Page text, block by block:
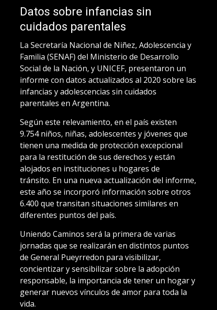
Datos sobre infancias sin
cuidados parentales
La Secretaría Nacional de Niñez, Adolescencia y
Familia (SENAF) del Ministerio de Desarrollo
Social de la Nación, y UNICEF, presentaron un
informe con datos actualizados al 2020 sobre las
infancias y adolescencias sin cuidados
parentales en Argentina.
Según este relevamiento, en el país existen
9.754 niños, niñas, adolescentes y jóvenes que
tienen una medida de protección excepcional
para la restitución de sus derechos y están
alojados en instituciones u hogares de
tránsito. En una nueva actualización del informe,
este año se incorporó información sobre otros
6.400 que transitan situaciones similares en
diferentes puntos del país.
Uniendo Caminos será la primera de varias
jornadas que se realizarán en distintos puntos
de General Pueyrredon para visibilizar,
concientizar y sensibilizar sobre la adopción
responsable, la importancia de tener un hogar y
generar nuevos vínculos de amor para toda la
vida.